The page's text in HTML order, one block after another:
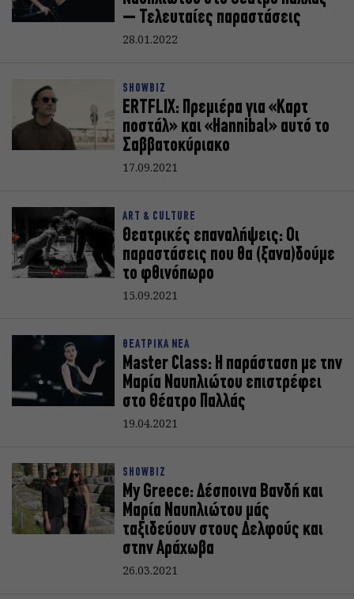
– Τελευταίες παραστάσεις
28.01.2022
SHOWBIZ
ERTFLIX: Πρεμιέρα για «Καρτ
ποστάλ» και «Hannibal» αυτό το
Σαββατοκύριακο
17.09.2021
ART & CULTURE
Θεατρικές επαναλήψεις: Οι
παραστάσεις που θα (ξανα)δούμε
το φθινόπωρο
15.09.2021
ΘΕΑΤΡΙΚΑ ΝΕΑ
Master Class: Η παράσταση με την
Μαρία Ναυπλιώτου επιστρέφει
στο Θέατρο Παλλάς
19.04.2021
SHOWBIZ
My Greece: Δέσποινα Βανδή και
Μαρία Ναυπλιώτου μάς
ταξιδεύουν στους Δελφούς και
στην Αράχωβα
26.03.2021